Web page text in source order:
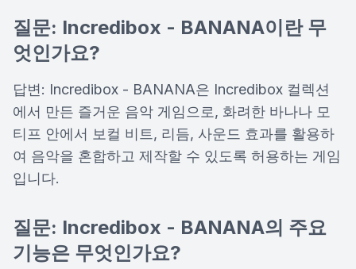
질문: Incredibox - BANANA이란 무
엇인가요?
답변: Incredibox - BANANA은 Incredibox 컬렉션
에서 만든 즐거운 음악 게임으로, 화려한 바나나 모
티프 안에서 보컬 비트, 리듬, 사운드 효과를 활용하
여 음악을 혼합하고 제작할 수 있도록 허용하는 게임
입니다.
질문: Incredibox - BANANA의 주요
기능은 무엇인가요?